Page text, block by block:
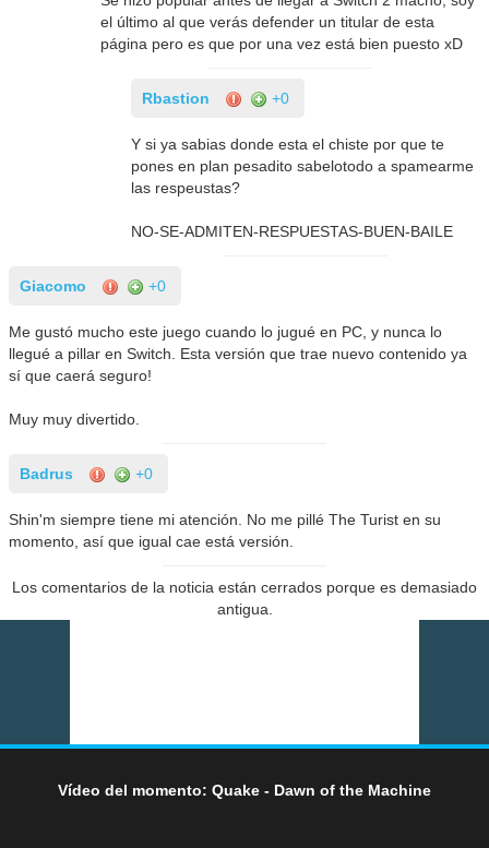
el último al que verás defender un titular de esta
página pero es que por una vez está bien puesto xD
Rbastion +0
Y si ya sabias donde esta el chiste por que te
pones en plan pesadito sabelotodo a spamearme
las respeustas?
NO-SE-ADMITEN-RESPUESTAS-BUEN-BAILE
Giacomo +0
Me gustó mucho este juego cuando lo jugué en PC, y nunca lo
llegué a pillar en Switch. Esta versión que trae nuevo contenido ya
sí que caerá seguro!
Muy muy divertido.
Badrus +0
Shin'm siempre tiene mi atención. No me pillé The Turist en su
momento, así que igual cae está versión.
Los comentarios de la noticia están cerrados porque es demasiado
antigua.
Vídeo del momento: Quake - Dawn of the Machine